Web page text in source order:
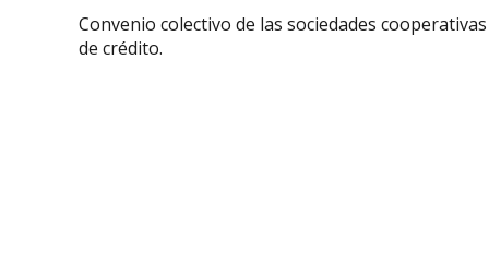
Convenio colectivo de las sociedades cooperativas
de crédito.